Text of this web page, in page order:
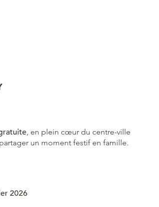
, en plein cœur du centre-ville
un moment festif en famille.
2026